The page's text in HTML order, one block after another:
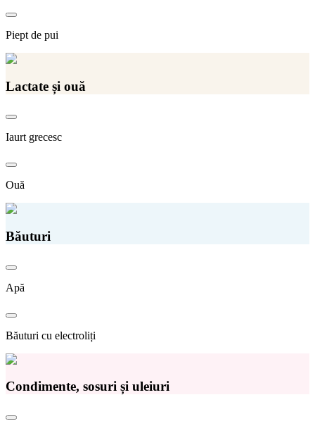
Piept de pui
Lactate și ouă
Iaurt grecesc
Ouă
Băuturi
Apă
Băuturi cu electroliți
Condimente, sosuri și uleiuri